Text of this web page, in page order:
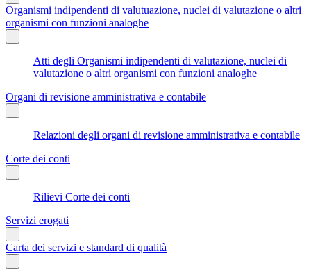
Organismi indipendenti di valutuazione, nuclei di valutazione o altri
organismi con funzioni analoghe
Atti degli Organismi indipendenti di valutazione, nuclei di
valutazione o altri organismi con funzioni analoghe
Organi di revisione amministrativa e contabile
Relazioni degli organi di revisione amministrativa e contabile
Corte dei conti
Rilievi Corte dei conti
Servizi erogati
Carta dei servizi e standard di qualità